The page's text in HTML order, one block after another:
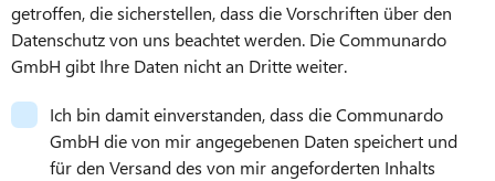
getroffen, die sicherstellen, dass die Vorschriften über den
Datenschutz von uns beachtet werden. Die Communardo
GmbH gibt Ihre Daten nicht an Dritte weiter.
Ich bin damit einverstanden, dass die Communardo
GmbH die von mir angegebenen Daten speichert und
für den Versand des von mir angeforderten Inhalts